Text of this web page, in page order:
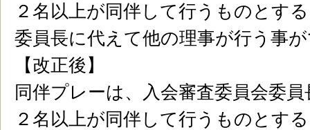
２名以上が同伴して行うものとす
委員長に代えて他の理事が行う事
【改正後】
同伴プレーは、入会審査委員会委
２名以上が同伴して行うものとす